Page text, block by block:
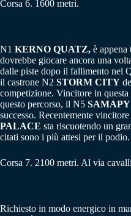
Corsa 6. 1600 metri.
N1 KERNO QUATZ, è
dovrebbe giocare ancora una
dalle piste dopo il fallimento nel
il castrone N2 STORM CITY
competizione. Vincitore in
questo percorso, il N5 SAMAPY
successo. Recentemente
PALACE sta riscuotendo un
citati sono i più attesi per il podio.
Corsa 7. 2100 metri. Al via
Richiesto in modo energico in